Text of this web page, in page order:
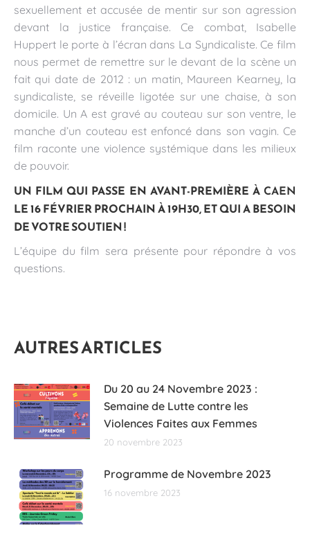
sexuellement et accusée de mentir sur son agression
devant la justice française. Ce combat, Isabelle
Huppert le porte à l’écran dans La Syndicaliste. Ce film
nous permet de remettre sur le devant de la scène un
fait qui date de 2012 : un matin, Maureen Kearney, la
syndicaliste, se réveille ligotée sur une chaise, à son
domicile. Un A est gravé au couteau sur son ventre, le
manche d’un couteau est enfoncé dans son vagin. Ce
film raconte une violence systémique dans les milieux
de pouvoir.
UN FILM QUI PASSE EN AVANT-PREMIÈRE À CAEN
LE 16 FÉVRIER PROCHAIN À 19H30, ET QUI A BESOIN
DE VOTRE SOUTIEN !
L’équipe du film sera présente pour répondre à vos
questions.
AUTRES ARTICLES
Du 20 au 24 Novembre 2023 :
Semaine de Lutte contre les
Violences Faites aux Femmes
20 novembre 2023
Programme de Novembre 2023
16 novembre 2023